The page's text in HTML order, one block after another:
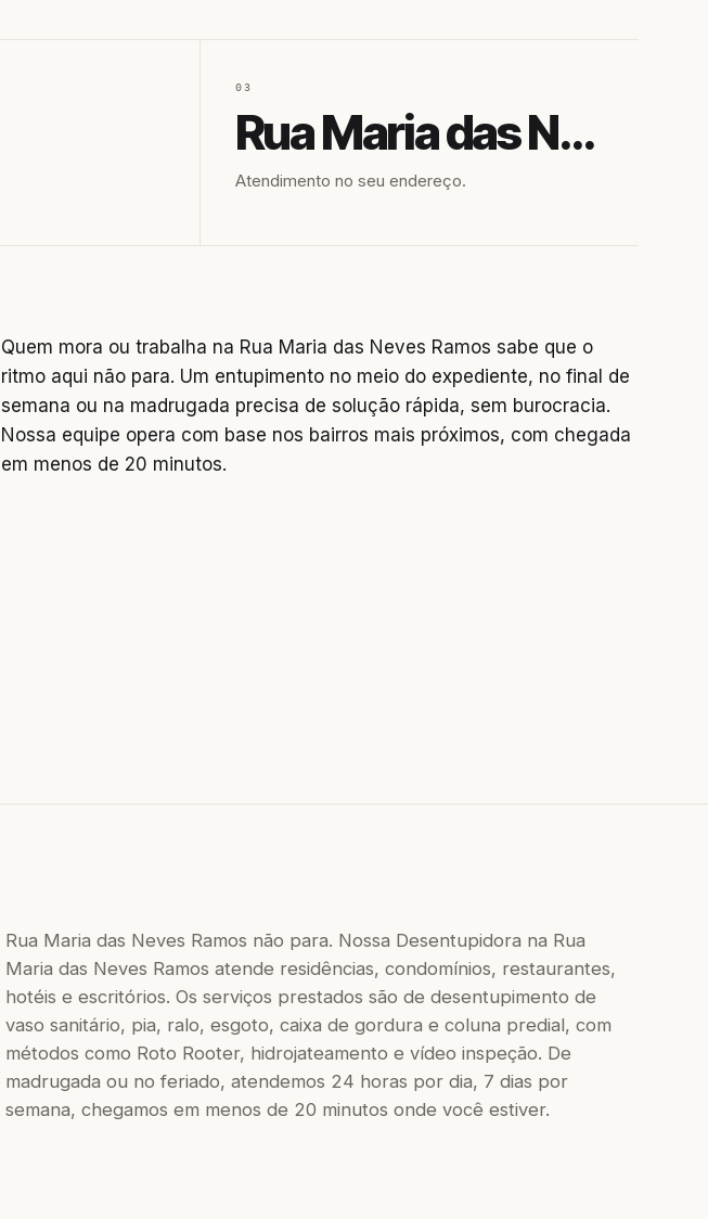
03
Rua Maria das Neves Ramos
Atendimento no seu endereço.
Quem mora ou trabalha na Rua Maria das Neves Ramos sabe que o
ritmo aqui não para. Um entupimento no meio do expediente, no final de
semana ou na madrugada precisa de solução rápida, sem burocracia.
Nossa equipe opera com base nos bairros mais próximos, com chegada
em menos de 20 minutos.
Rua Maria das Neves Ramos não para. Nossa Desentupidora na Rua
Maria das Neves Ramos atende residências, condomínios, restaurantes,
hotéis e escritórios. Os serviços prestados são de desentupimento de
vaso sanitário, pia, ralo, esgoto, caixa de gordura e coluna predial, com
métodos como Roto Rooter, hidrojateamento e vídeo inspeção. De
madrugada ou no feriado, atendemos 24 horas por dia, 7 dias por
semana, chegamos em menos de 20 minutos onde você estiver.